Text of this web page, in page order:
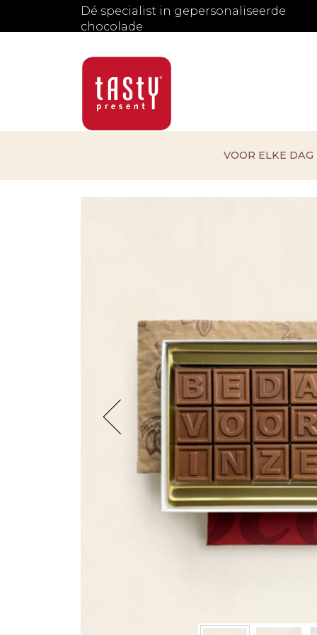
Dé specialist in gepersonaliseerde
chocolade
VOOR ELKE DAG